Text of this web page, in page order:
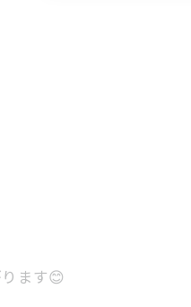
ます😊